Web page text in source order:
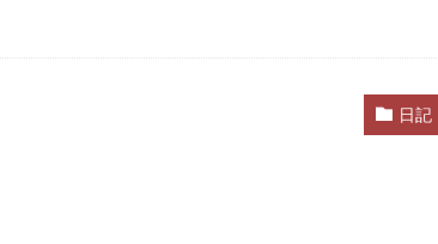
日記